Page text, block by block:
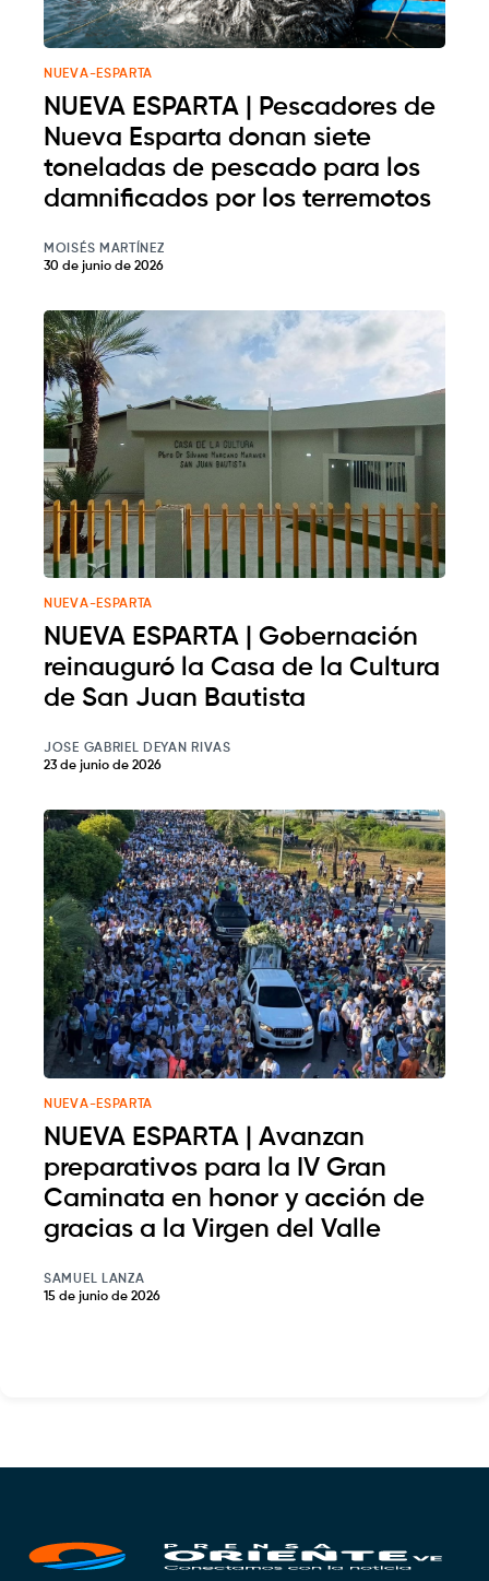
NUEVA-ESPARTA
NUEVA ESPARTA | Pescadores de
Nueva Esparta donan siete
toneladas de pescado para los
damnificados por los terremotos
MOISÉS MARTÍNEZ
30 de junio de 2026
NUEVA-ESPARTA
NUEVA ESPARTA | Gobernación
reinauguró la Casa de la Cultura
de San Juan Bautista
JOSE GABRIEL DEYAN RIVAS
23 de junio de 2026
NUEVA-ESPARTA
NUEVA ESPARTA | Avanzan
preparativos para la IV Gran
Caminata en honor y acción de
gracias a la Virgen del Valle
SAMUEL LANZA
15 de junio de 2026